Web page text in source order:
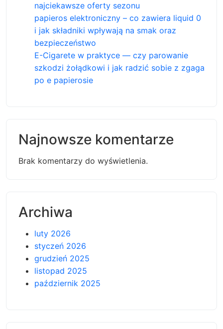
najciekawsze oferty sezonu
papieros elektroniczny – co zawiera liquid 0
i jak składniki wpływają na smak oraz
bezpieczeństwo
E-Cigarete w praktyce — czy parowanie
szkodzi żołądkowi i jak radzić sobie z zgaga
po e papierosie
Najnowsze komentarze
Brak komentarzy do wyświetlenia.
Archiwa
luty 2026
styczeń 2026
grudzień 2025
listopad 2025
październik 2025